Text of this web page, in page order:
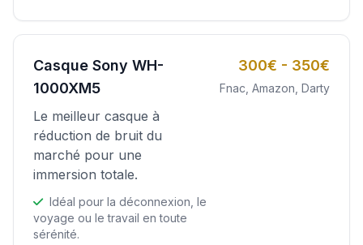
Casque Sony WH-
1000XM5
Le meilleur casque à
réduction de bruit du
marché pour une
immersion totale.
Idéal pour la déconnexion, le
voyage ou le travail en toute
sérénité.
300€ - 350€
Fnac, Amazon, Darty